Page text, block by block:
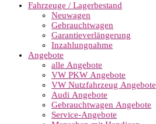
Fahrzeuge / Lagerbestand
Neuwagen
Gebrauchtwagen
Garantieverlängerung
Inzahlungnahme
Angebote
alle Angebote
VW PKW Angebote
VW Nutzfahrzeug Angebote
Audi Angebote
Gebrauchtwagen Angebote
Service-Angebote